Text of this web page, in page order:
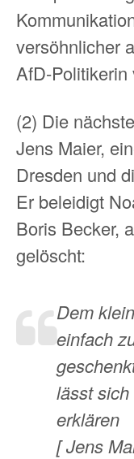
versöhnlicher
AfD-Politikerin
(2) Die
Jens Maier,
Dresden und
Er beleidigt
Boris Becker,
gelöscht:
Dem
einfach
lässt
erklären
[ Jens